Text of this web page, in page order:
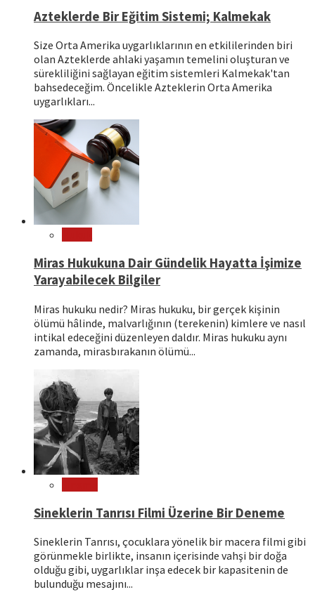
Azteklerde Bir Eğitim Sistemi; Kalmekak
Size Orta Amerika uygarlıklarının en etkililerinden biri
olan Azteklerde ahlaki yaşamın temelini oluşturan ve
sürekliliğini sağlayan eğitim sistemleri Kalmekak'tan
bahsedeceğim. Öncelikle Azteklerin Orta Amerika
uygarlıkları...
Miras Hukukuna Dair Gündelik Hayatta İşimize
Yarayabilecek Bilgiler
Miras hukuku nedir? Miras hukuku, bir gerçek kişinin
ölümü hâlinde, malvarlığının (terekenin) kimlere ve nasıl
intikal edeceğini düzenleyen daldır. Miras hukuku aynı
zamanda, mirasbırakanın ölümü...
Sineklerin Tanrısı Filmi Üzerine Bir Deneme
Sineklerin Tanrısı, çocuklara yönelik bir macera filmi gibi
görünmekle birlikte, insanın içerisinde vahşi bir doğa
olduğu gibi, uygarlıklar inşa edecek bir kapasitenin de
bulunduğu mesajını...